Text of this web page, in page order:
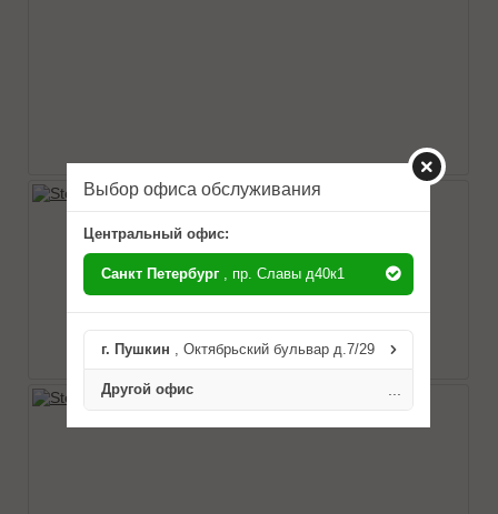
Выбор офиса обслуживания
Центральный офис:
Санкт Петербург , пр. Славы д40к1
г. Пушкин , Октябрьский бульвар д.7/29
Другой офис